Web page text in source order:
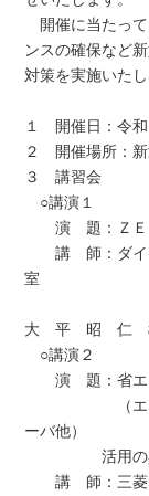
開催に当たって
ンスの確保など
対策を実施いたし
１ 開催日：令
２ 開催場所：新
３ 講習会
○講演１
演 題：Ｚ
講 師：ダイダ
室
エンジ
大 平 昭 仁
○講演２
演 題：省エネ
（エネルギ
ーバ他）
活用の
講 師：三菱